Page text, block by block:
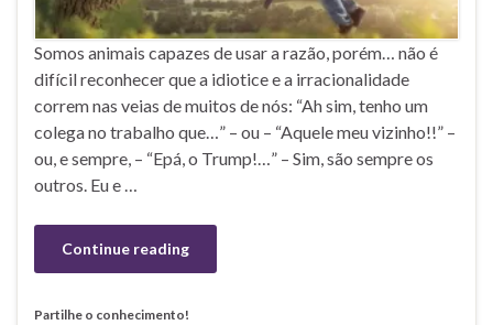
Somos animais capazes de usar a razão, porém… não é
difícil reconhecer que a idiotice e a irracionalidade
correm nas veias de muitos de nós: “Ah sim, tenho um
colega no trabalho que…” – ou – “Aquele meu vizinho!!” –
ou, e sempre, – “Epá, o Trump!…” – Sim, são sempre os
outros. Eu e …
Continue reading
Partilhe o conhecimento!